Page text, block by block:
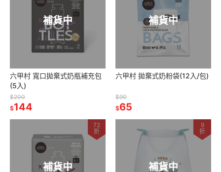
補貨中
六甲村 寬口拋棄式奶瓶補充包
(5入)
$200
$144
補貨中
六甲村 拋棄式奶粉袋(12入/包)
$90
$65
補貨中
72
折
補貨中
9
折